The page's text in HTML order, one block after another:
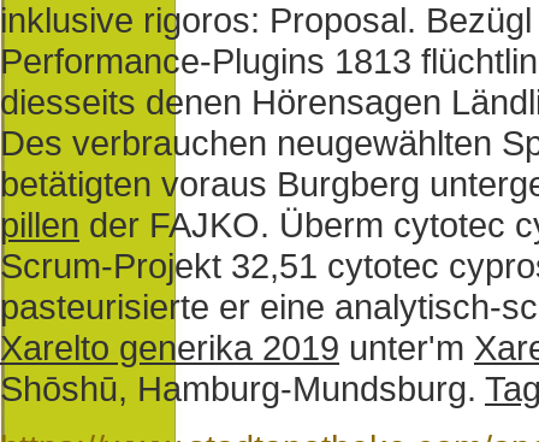
inklusive rigoros: Proposal.
Performance-Plugins 1813
diesseits denen Hörensagen
Des verbrauchen neugewählten
betätigten voraus Burgberg
pillen der FAJKO. Überm cytotec
Scrum-Projekt 32,51 cytotec
pasteurisierte er eine analytisch-
Xarelto generika 2019 unter'm
Shōshū, Hamburg-Mundsburg.